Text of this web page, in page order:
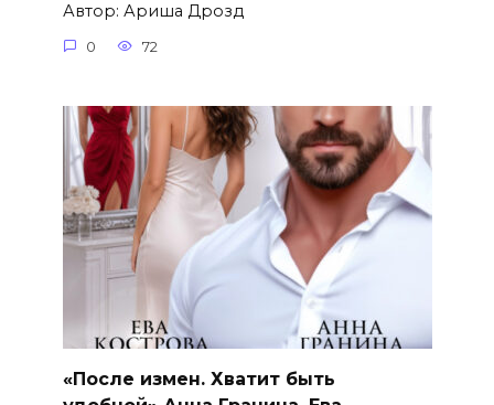
Автор: Ариша Дрозд
0 72
«После измен. Хватит быть